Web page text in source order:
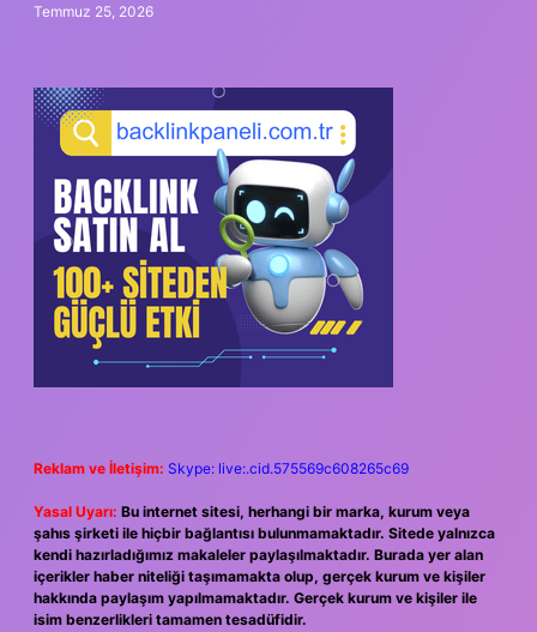
Temmuz 25, 2026
Reklam ve İletişim: Skype: live:.cid.575569c608265c69
Yasal Uyarı: Bu internet sitesi, herhangi bir marka, kurum veya
şahıs şirketi ile hiçbir bağlantısı bulunmamaktadır. Sitede yalnızca
kendi hazırladığımız makaleler paylaşılmaktadır. Burada yer alan
içerikler haber niteliği taşımamakta olup, gerçek kurum ve kişiler
hakkında paylaşım yapılmamaktadır. Gerçek kurum ve kişiler ile
isim benzerlikleri tamamen tesadüfidir.